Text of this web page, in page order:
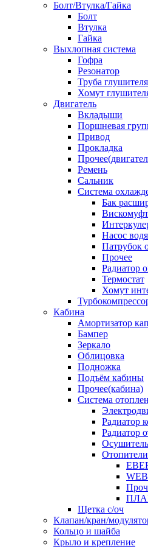
Болт/Втулка/Гайка
Болт
Втулка
Гайка
Выхлопная система
Гофра
Резонатор
Труба глушителя
Хомут
Двигатель
Вкладыши
Поршневая
Привод
Прокладка
Ремень
Сальник
Система
Бак
Насос
Патрубок
Прочее
Радиатор
Термостат
Хомут
Кабина
Амортизатор
Бампер
Зеркало
Облицовка
Подножка
Подъём кабины
Прочее(кабина)
Система
Радиатор
Радиатор
Щетка с/оч
Клапан/кран/
Кольцо и шайба
Крыло и крепление